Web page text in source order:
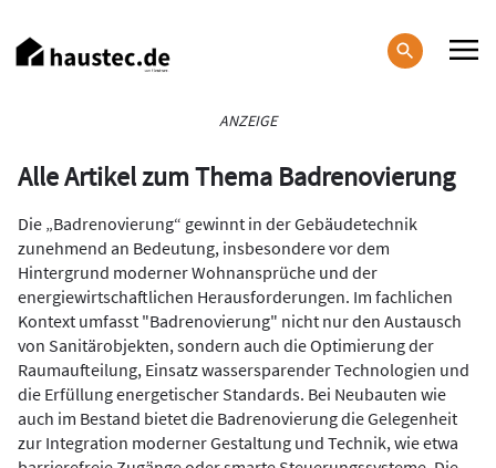
zum
Inhalt
ANZEIGE
Alle Artikel zum Thema Badrenovierung
Die „Badrenovierung“ gewinnt in der Gebäudetechnik
zunehmend an Bedeutung, insbesondere vor dem
Hintergrund moderner Wohnansprüche und der
energiewirtschaftlichen Herausforderungen. Im fachlichen
Kontext umfasst "Badrenovierung" nicht nur den Austausch
von Sanitärobjekten, sondern auch die Optimierung der
Raumaufteilung, Einsatz wassersparender Technologien und
die Erfüllung energetischer Standards. Bei Neubauten wie
auch im Bestand bietet die Badrenovierung die Gelegenheit
zur Integration moderner Gestaltung und Technik, wie etwa